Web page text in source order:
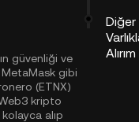
güvenliği ve
gibi
(ETNX)
kripto
alıp
Alırım